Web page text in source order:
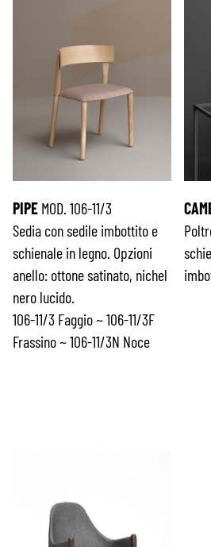
PIPE MOD. 106-11/3
Sedia con sedile imbottito e
schienale in legno. Opzioni
anello: ottone satinato, nichel
nero lucido.
106-11/3 Faggio ~ 106-11/3F
Frassino ~ 106-11/3N Noce